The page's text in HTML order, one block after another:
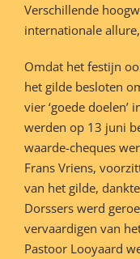
Verschillende
internationale
Omdat het festijn
het gilde besloten
vier ‘goede doelen’
werden op 13 juni
waarde-cheques
Frans Vriens,
van het gilde,
Dorssers werd
vervaardigen van
Pastoor Looyaard